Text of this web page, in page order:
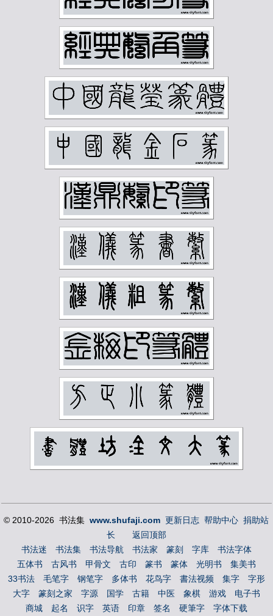
简经纶 篆刻字典
经亨颐
罗振玉 罗福颐
翁同龢
胡佩衡 胡光炜
胡钁
萧劳 萧娴
萧蜕庵
萧龙士 董寿平
蒋汝藻
蔡鹤汀 蔡鹤洲
虚谷
裴景福 诸乐三
谢国桢
谢稚柳 谭延闿
费念慈
赵石 赵铁山
邓尔雅
邵宇
郑孝胥 郑文焯
郑昶
郭味蕖 郭沫若
郭风惠
金石大字典 钟刚中
钱君匋
钱松岩 钱瘦铁
陆俨少
陆抑非 陆维钊
陈之佛
陈叔亮 陈叔通
陈君藻
陈子庄 陈少梅
陈巨来
陈缘督 陈衡恪
陶博吾
顾廷龙 顾麟士
马一浮
马公愚 马叙伦
马晋
高二适 高剑父
高奇峰
鲁迅 麦华三
黄士陵
黄山寿 黄节
黄葆戊
齐燕铭 齐璜
© 2010-2026 书法集www.shufaji.com 更新日志 帮助中心 捐助站
长
返回顶部
书法迷
书法集 书法导航 书法家 篆刻 字库
书法字体
五体书
古风书 甲骨文 古印 篆书 篆体 光明书
集美书
33书法
毛笔字 钢笔字 多体书 花鸟字 書法视频 集字
字形
大字
篆刻之家 字源 国学 古籍 中医 象棋 游戏
电子书
商城
起名 识字 英语 印章 签名 硬筆字 字体下载